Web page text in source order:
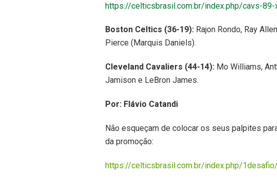
https://celticsbrasil.com.br/index.php/cavs-
Boston Celtics (36-19):Rajon Rondo, Ray
Pierce (Marquis Daniels).
Cleveland Cavaliers (44-14): Mo Williams,
Jamison e LeBron James.
Por: Flávio Catandi
Não esqueçam de colocar os seus palpites
da promoção:
https://celticsbrasil.com.br/index.php/1desafio/